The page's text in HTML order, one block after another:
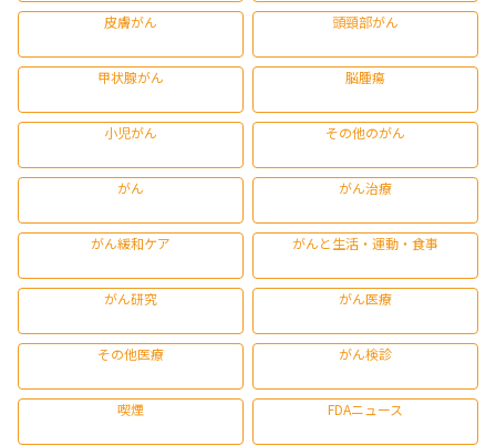
皮膚がん 頭頸部がん
甲状腺がん 脳腫瘍
小児がん その他のがん
がん がん治療
がん緩和ケア がんと生活・運動・食事
がん研究 がん医療
その他医療 がん検診
喫煙 FDAニュース